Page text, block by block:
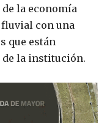
la economía
con una
que están
de la institución.